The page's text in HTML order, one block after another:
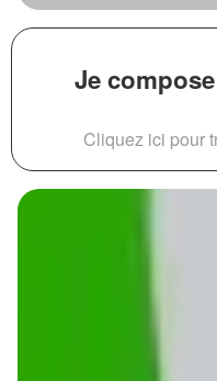
Je
Cliquez ici pour